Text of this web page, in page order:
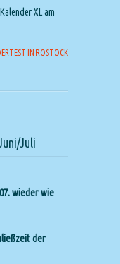
XL am
Juli
wieder wie
der